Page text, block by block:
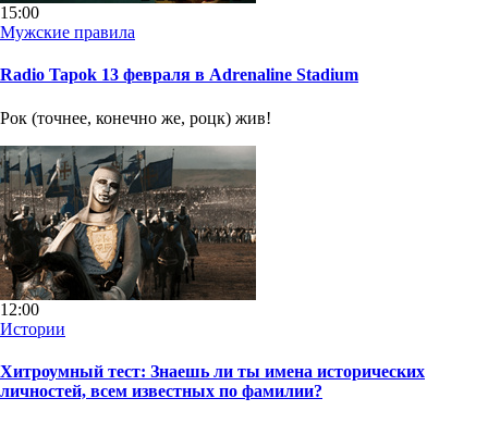
15:00
Мужские правила
Radio Tapok 13 февраля в Adrenaline Stadium
Рок (точнее, конечно же, роцк) жив!
12:00
Истории
Хитроумный тест: Знаешь ли ты имена исторических
личностей, всем известных по фамилии?